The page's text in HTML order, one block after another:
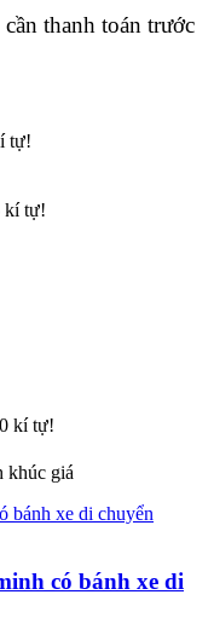
thanh toán trước
tự!
kí tự!
kí tự!
khúc giá
có bánh xe di